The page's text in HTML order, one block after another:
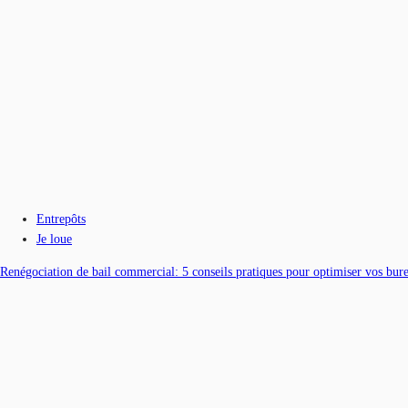
Entrepôts
Je loue
Renégociation de bail commercial: 5 conseils pratiques pour optimiser vos